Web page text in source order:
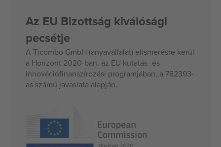
Az EU Bizottság kiválósági
pecsétje
A Ticombo GmbH (anyavállalat) elismerésre kerül
a Horizont 2020-ban, az EU kutatás- és
innovációfinanszírozási programjában, a 782393-
as számú javaslata alapján.